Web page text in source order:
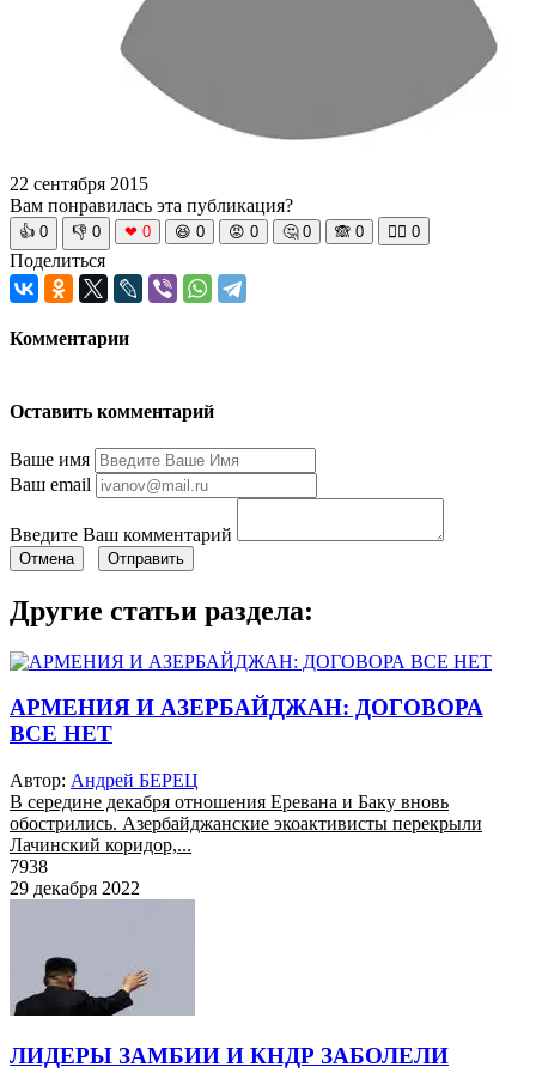
22 сентября 2015
Вам понравилась эта публикация?
👍 0 👎 0 ❤ 0 😆 0 😡 0 🤔 0 🙈 0 🧘‍♀️ 0
Поделиться
Комментарии
Оставить комментарий
Ваше имя
Ваш email
Введите Ваш комментарий
Отмена Отправить
Другие статьи раздела:
АРМЕНИЯ И АЗЕРБАЙДЖАН: ДОГОВОРА
ВСЕ НЕТ
Автор: Андрей БЕРЕЦ
В середине декабря отношения Еревана и Баку вновь
обострились. Азербайджанские экоактивисты перекрыли
Лачинский коридор,...
7938
29 декабря 2022
ЛИДЕРЫ ЗАМБИИ И КНДР ЗАБОЛЕЛИ